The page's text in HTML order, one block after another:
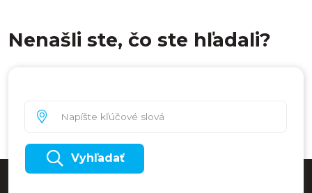
Nenašli ste, čo ste hľadali?
Vyhľadať